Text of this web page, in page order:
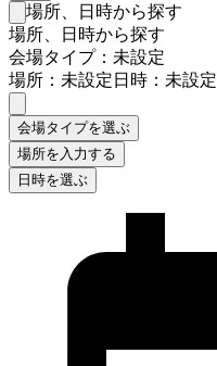
検索フォームを閉じる
場所、日時から探す
場所、日時から探す
会場タイプ：未設定
場所：未設定日時：未設定
会場タイプを選ぶ
場所を入力する
日時を選ぶ